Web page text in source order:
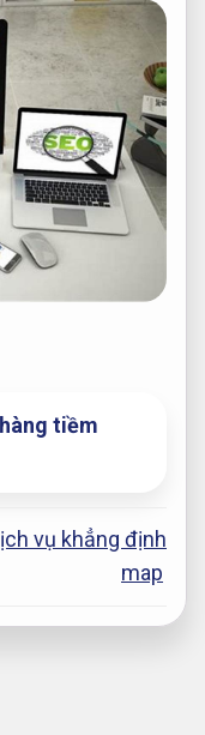
tiềm
vụ khẳng định
map